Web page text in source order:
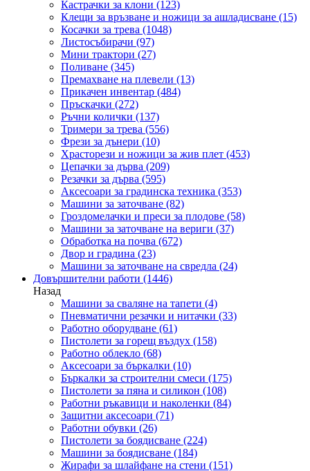
Кастрачки за клони (123)
Клещи за връзване и ножици за ашладисване (15)
Косачки за трева (1048)
Листосъбирачи (97)
Мини трактори (27)
Поливане (345)
Премахване на плевели (13)
Прикачен инвентар (484)
Пръскачки (272)
Ръчни колички (137)
Тримери за трева (556)
Фрези за дънери (10)
Храсторези и ножици за жив плет (453)
Цепачки за дърва (209)
Резачки за дърва (595)
Аксесоари за градинска техника (353)
Машини за заточване (82)
Гроздомелачки и преси за плодове (58)
Машини за заточване на вериги (37)
Обработка на почва (672)
Двор и градина (23)
Машини за заточване на свредла (24)
Довършителни работи (1446)
Назад
Машини за сваляне на тапети (4)
Пневматични резачки и нитачки (33)
Работно оборудване (61)
Пистолети за горещ въздух (158)
Работно облекло (68)
Аксесоари за бъркалки (10)
Бъркалки за строителни смеси (175)
Пистолети за пяна и силикон (108)
Работни ръкавици и наколенки (84)
Защитни аксесоари (71)
Работни обувки (26)
Пистолети за боядисване (224)
Машини за боядисване (184)
Жирафи за шлайфане на стени (151)